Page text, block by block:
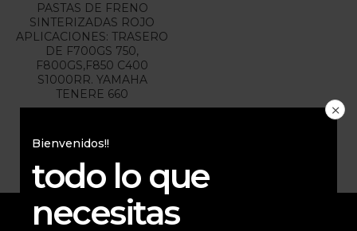
PASTAS DE FRENO
SINTERIZADAS ROJO
APLICACIONES: TRASERO
DE F700GS 750,
F800GS,F850 C400
S1000RR. YAMAHA
TENERE 660
Bienvenidos!!
todo lo que
necesitas